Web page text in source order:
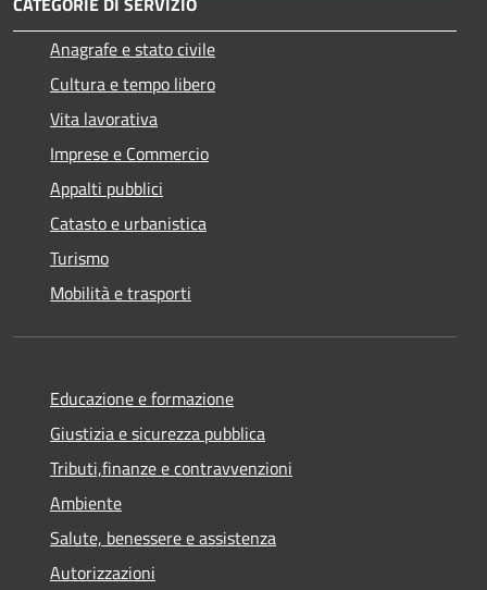
Anagrafe e stato civile
Cultura e tempo libero
Vita lavorativa
Imprese e Commercio
Appalti pubblici
Catasto e urbanistica
Turismo
Mobilità e trasporti
Educazione e formazione
Giustizia e sicurezza pubblica
Tributi,finanze e contravvenzioni
Ambiente
Salute, benessere e assistenza
Autorizzazioni